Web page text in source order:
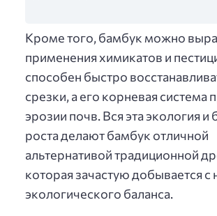
Кроме того, бамбук можно
применения химикатов и
способен быстро
срезки, а его корневая система
эрозии почв. Вся эта экология и
роста делают бамбук отличной
альтернативой традиционной
которая зачастую добывается
экологического баланса.